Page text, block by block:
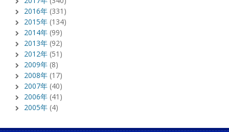
2016年 (331)
2015年 (134)
2014年 (99)
2013年 (92)
2012年 (51)
2009年 (8)
2008年 (17)
2007年 (40)
2006年 (41)
2005年 (4)